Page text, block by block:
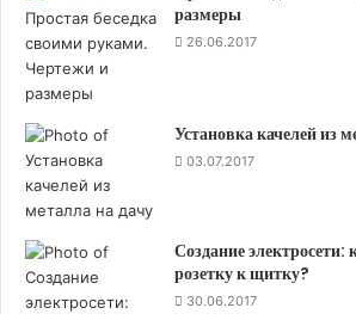
Существует возможность
монтировать, не требуя
подогрева, вплоть до
Минимальный радиус изгиба
кабеля бронированного
составляет 10 его наружных
негорючая модификация «нг»
с радиусом 15 диаметров.
Многожильная версия может
размеры
26.06.2017
Установка качелей из
03.07.2017
Создание
розетку к щитку?
30.06.2017